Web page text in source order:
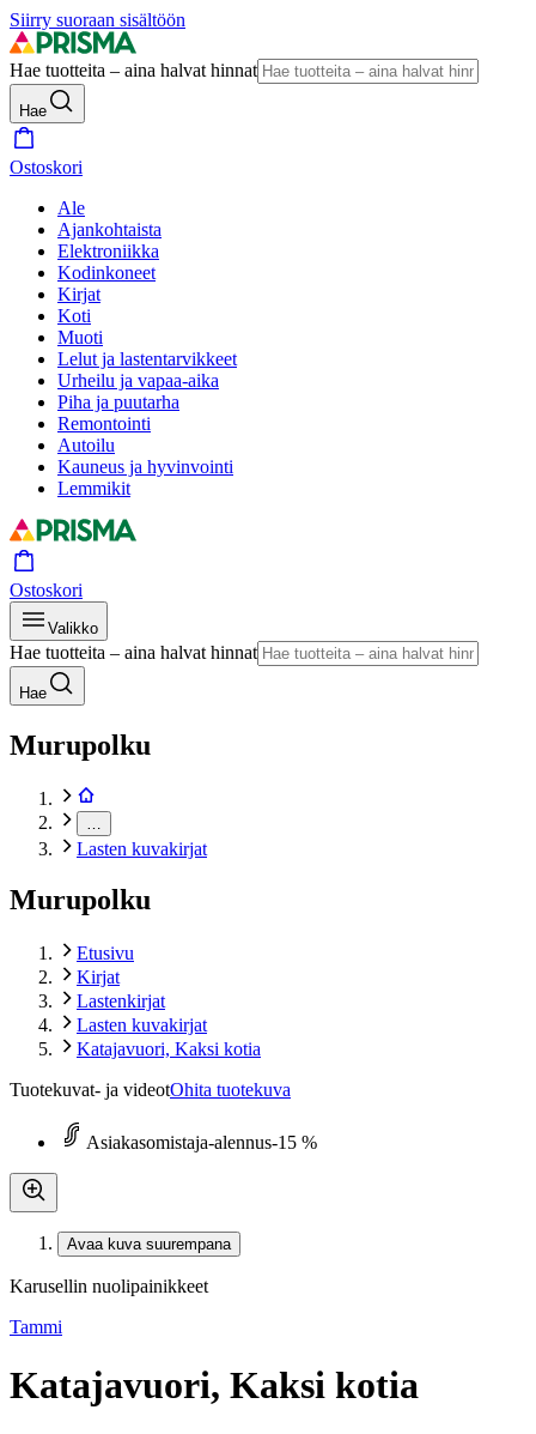
Siirry suoraan sisältöön
Hae tuotteita – aina halvat hinnat
Hae
Ostoskori
Ale
Ajankohtaista
Elektroniikka
Kodinkoneet
Kirjat
Koti
Muoti
Lelut ja lastentarvikkeet
Urheilu ja vapaa-aika
Piha ja puutarha
Remontointi
Autoilu
Kauneus ja hyvinvointi
Lemmikit
Ostoskori
Valikko
Hae tuotteita – aina halvat hinnat
Hae
Murupolku
Lasten kuvakirjat
Murupolku
Etusivu
Kirjat
Lastenkirjat
Lasten kuvakirjat
Katajavuori, Kaksi kotia
Tuotekuvat- ja videotOhita tuotekuva
Asiakasomistaja-alennus-15 %
Avaa kuva suurempana
Karusellin nuolipainikkeet
Tammi
Katajavuori, Kaksi kotia